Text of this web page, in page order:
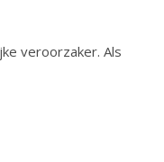
veroorzaker. Als